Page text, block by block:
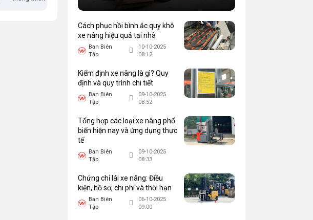
Cách phục hồi bình ắc quy khô
xe nâng hiệu quả tại nhà
Ban Biên
Tập
10-10-2025
08:12
Kiểm định xe nâng là gì? Quy
định và quy trình chi tiết
Ban Biên
Tập
09-10-2025
08:52
Tổng hợp các loại xe nâng phổ
biến hiện nay và ứng dụng thực
tế
Ban Biên
Tập
09-10-2025
08:33
Chứng chỉ lái xe nâng: Điều
kiện, hồ sơ, chi phí và thời hạn
Ban Biên
Tập
06-10-2025
09:00